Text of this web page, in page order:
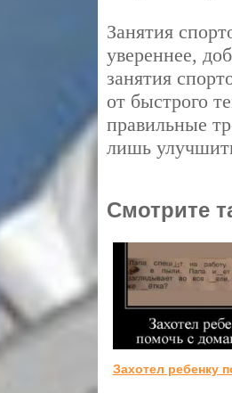
Занятия
увереннее,
занятия
от быстрого
правильные
лишь
Смотрите
Захотел ребенку